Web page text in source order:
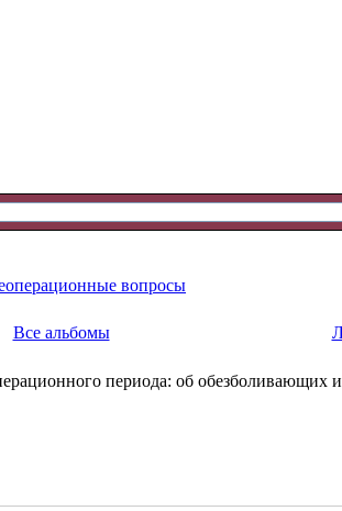
вопросы
Все альбомы
периода: об обезболивающих